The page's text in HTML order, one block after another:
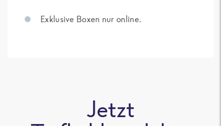
Exklusive Boxen nur online.
Jetzt